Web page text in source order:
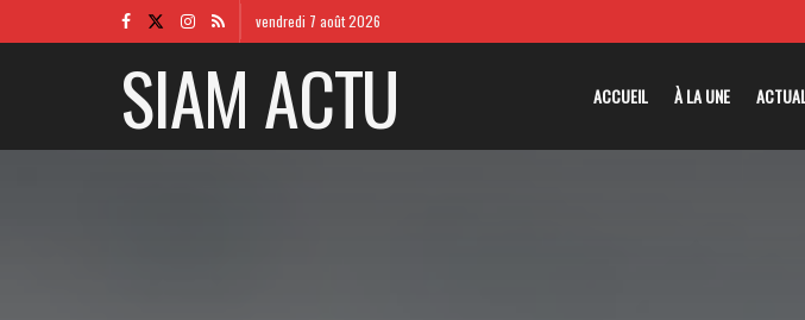
vendredi 7 août 2026
SIAM ACTU ACCUEIL À LA UNE